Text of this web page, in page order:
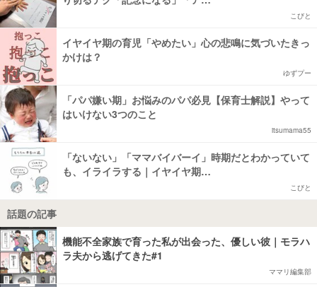
こびと
イヤイヤ期の育児「やめたい」心の悲鳴に気づいたきっ
かけは？
ゆずプー
「パパ嫌い期」お悩みのパパ必見【保育士解説】やって
はいけない3つのこと
itsumama55
「ないない」「ママバイバーイ」時期だとわかっていて
も、イライラする｜イヤイヤ期…
こびと
話題の記事
機能不全家族で育った私が出会った、優しい彼｜モラハ
ラ夫から逃げてきた#1
ママリ編集部